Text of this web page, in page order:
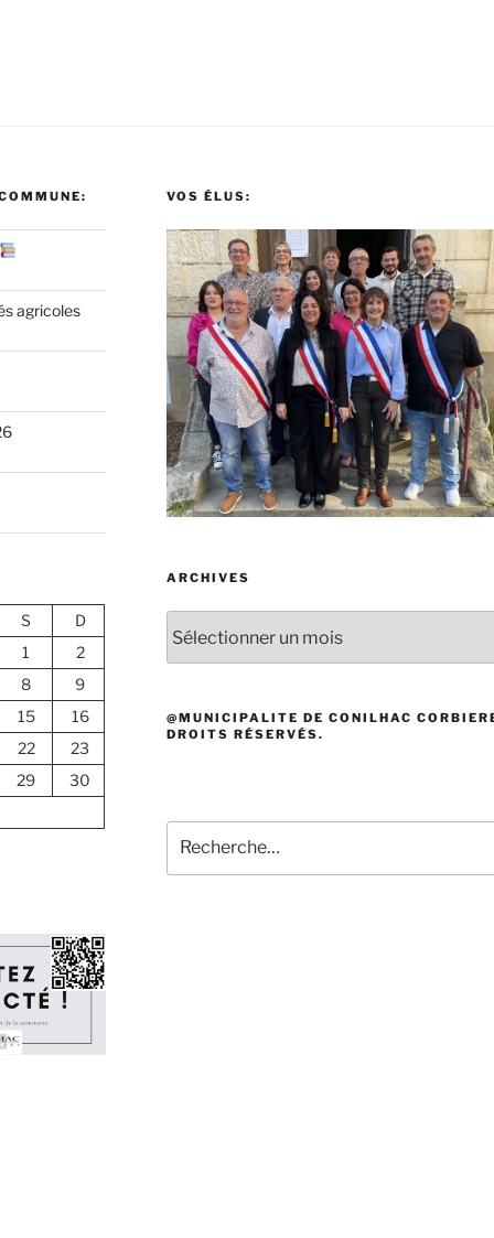
agricoles
S
D
1
2
8
9
15
16
22
23
29
30
VOS ÉLUS:
ARCHIVES
@MUNICIPALITE DE CONILHAC
DROITS RÉSERVÉS.
pour
: